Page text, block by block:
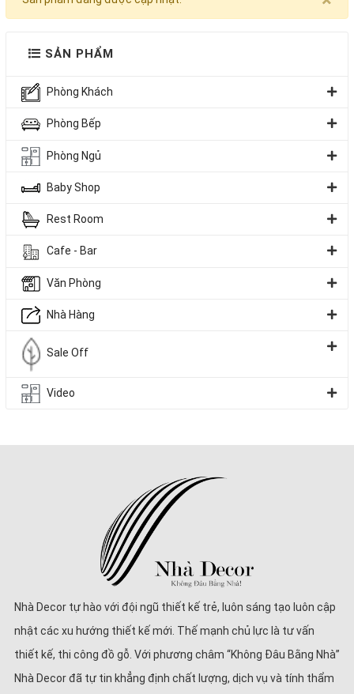
SẢN PHẨM
Phòng Khách
Phòng Bếp
Phòng Ngủ
Baby Shop
Rest Room
Cafe - Bar
Văn Phòng
Nhà Hàng
Sale Off
Video
Showroom Thiết Bị Vệ Sinh Đẹp Giá Rẻ Tại TPHCM,
Bình Dương, Biên Hòa.
Nhà Decor tự hào với đội ngũ thiết kế trẻ, luôn sáng tạo luôn cập
nhật các xu hướng thiết kế mới. Thế mạnh chủ lực là tư vấn
thiết kế, thi công đồ gỗ. Với phương châm “Không Đâu Bằng Nhà”
Nhà Decor đã tự tin khẳng định chất lượng, dịch vụ và tính thẩm